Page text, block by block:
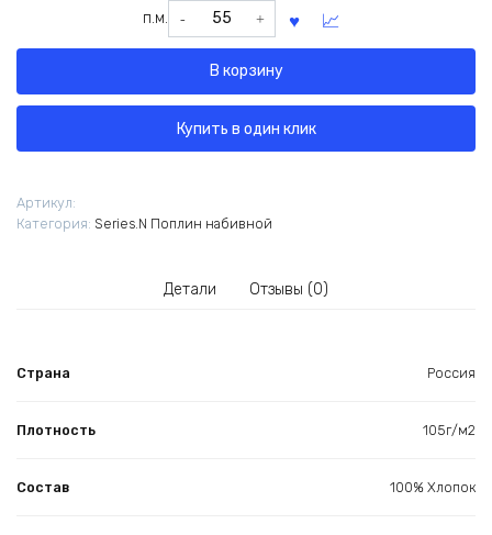
Количество
товара
"Опал"
(от
производителя)
п.м.
В корзину
Купить в один клик
Артикул:
Категория: Series.N Поплин набивной
Детали Отзывы (0)
Страна Россия
Плотность 105г/м2
Состав 100% Хлопок